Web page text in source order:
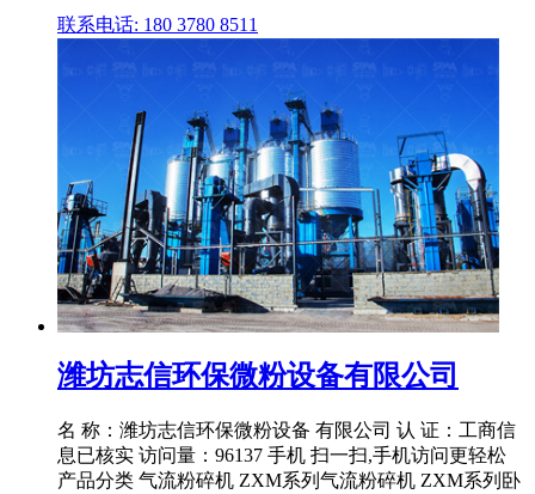
联系电话: 180 3780 8511
潍坊志信环保微粉设备有限公司
名 称：潍坊志信环保微粉设备 有限公司 认 证：工商信
息已核实 访问量：96137 手机 扫一扫,手机访问更轻松
产品分类 气流粉碎机 ZXM系列气流粉碎机 ZXM系列卧